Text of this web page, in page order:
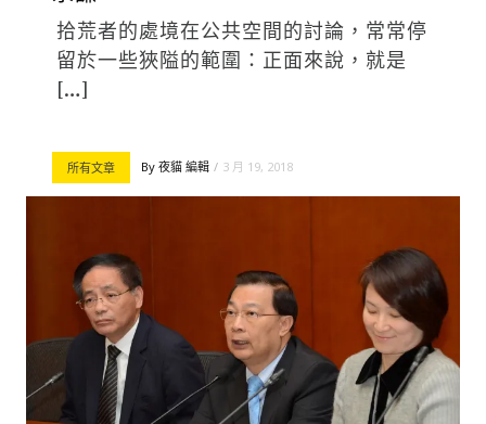
拾荒者的處境在公共空間的討論，常常停
留於一些狹隘的範圍：正面來說，就是
[…]
所有文章 By 夜貓 編輯 3 月 19, 2018